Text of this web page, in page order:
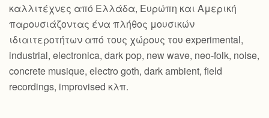
καλλιτέχνες από Ελλάδα, Ευρώπη και Αμερική
παρουσιάζοντας ένα πλήθος μουσικών
ιδιαιτεροτήτων από τους χώρους του experimental,
industrial, electronica, dark pop, new wave, neo-folk, noise,
concrete musique, electro goth, dark ambient, field
recordings, improvised κλπ.